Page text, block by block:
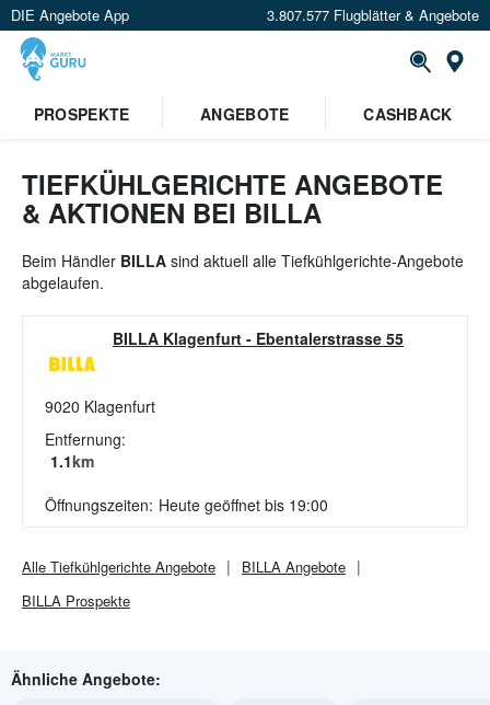
DIE Angebote App 3.807.577 Flugblätter & Angebote
Standort festlegen
PROSPEKTE ANGEBOTE CASHBACK
TIEFKÜHLGERICHTE ANGEBOTE
& AKTIONEN BEI BILLA
Beim Händler BILLA sind aktuell alle Tiefkühlgerichte-Angebote
abgelaufen.
BILLA Klagenfurt - Ebentalerstrasse 55
9020 Klagenfurt
Entfernung:
1.1km
Öffnungszeiten: Heute geöffnet bis 19:00
Alle Tiefkühlgerichte Angebote BILLA Angebote
BILLA Prospekte
Ähnliche Angebote: